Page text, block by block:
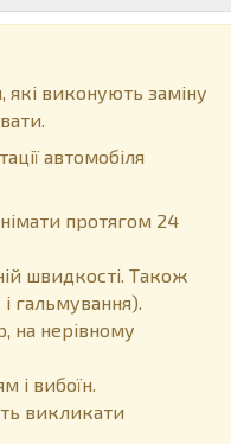
які виконують заміну
автомобіля
протягом 24
швидкості. Також
гальмування).
на нерівному
і вибоїн.
викликати